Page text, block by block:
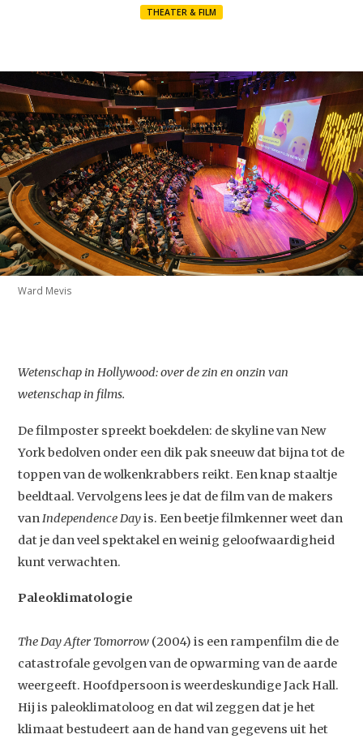
THEATER & FILM
Ward Mevis
Wetenschap in Hollywood: over de zin en onzin van
wetenschap in films.
De filmposter spreekt boekdelen: de skyline van New
York bedolven onder een dik pak sneeuw dat bijna tot de
toppen van de wolkenkrabbers reikt. Een knap staaltje
beeldtaal. Vervolgens lees je dat de film van de makers
van Independence Dayis. Een beetje filmkenner weet dan
dat je dan veel spektakel en weinig geloofwaardigheid
kunt verwachten.
Paleoklimatologie
The Day After Tomorrow (2004) is een rampenfilm die de
catastrofale gevolgen van de opwarming van de aarde
weergeeft. Hoofdpersoon is weerdeskundige Jack Hall.
Hij is paleoklimatoloog en dat wil zeggen dat je het
klimaat bestudeert aan de hand van gegevens uit het